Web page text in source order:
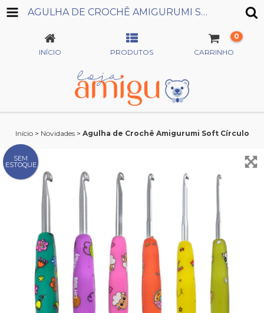
AGULHA DE CROCHÊ AMIGURUMI SOFT CÍRCULO
INÍCIO PRODUTOS CARRINHO
0
Início > Novidades > Agulha de Crochê Amigurumi Soft Círculo
SEM
ESTOQUE